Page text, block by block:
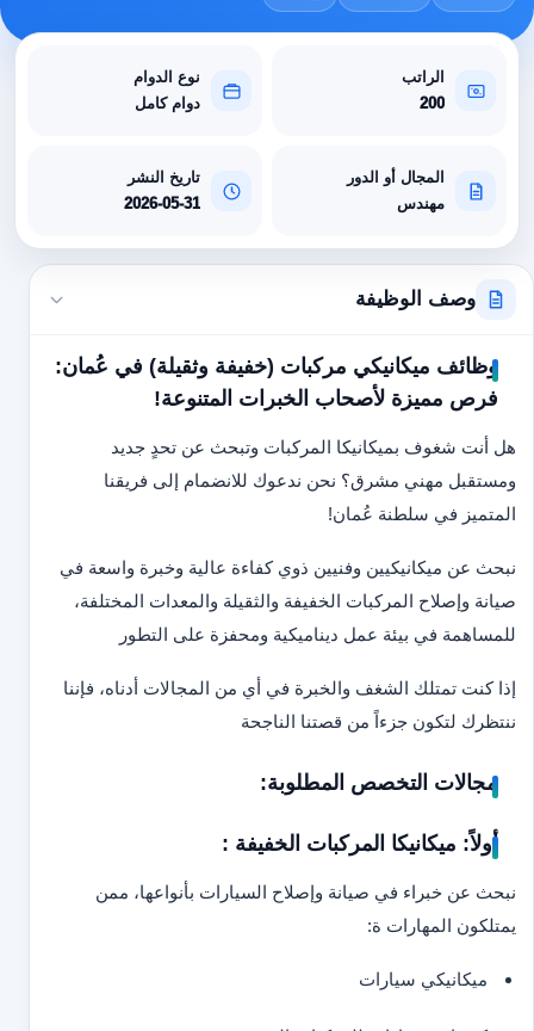
الراتب
200
نوع الدوام
دوام كامل
المجال أو الدور
مهندس
تاريخ النشر
2026-05-31
وصف الوظيفة
وظائف ميكانيكي مركبات (خفيفة وثقيلة) في عُمان:
فرص مميزة لأصحاب الخبرات المتنوعة!
هل أنت شغوف بميكانيكا المركبات وتبحث عن تحدٍ جديد
ومستقبل مهني مشرق؟ نحن ندعوك للانضمام إلى فريقنا
المتميز في سلطنة عُمان!
نبحث عن ميكانيكيين وفنيين ذوي كفاءة عالية وخبرة واسعة في
صيانة وإصلاح المركبات الخفيفة والثقيلة والمعدات المختلفة،
للمساهمة في بيئة عمل ديناميكية ومحفزة على التطور
إذا كنت تمتلك الشغف والخبرة في أي من المجالات أدناه، فإننا
ننتظرك لتكون جزءاً من قصتنا الناجحة
مجالات التخصص المطلوبة:
أولاً: ميكانيكا المركبات الخفيفة :
نبحث عن خبراء في صيانة وإصلاح السيارات بأنواعها، ممن
يمتلكون المهارات ة:
ميكانيكي سيارات